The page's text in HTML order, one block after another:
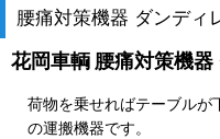
腰痛対策機器 ダンディ
花岡車輌 腰痛対策機
荷物を乗せればテーブルが
の運搬機器です。